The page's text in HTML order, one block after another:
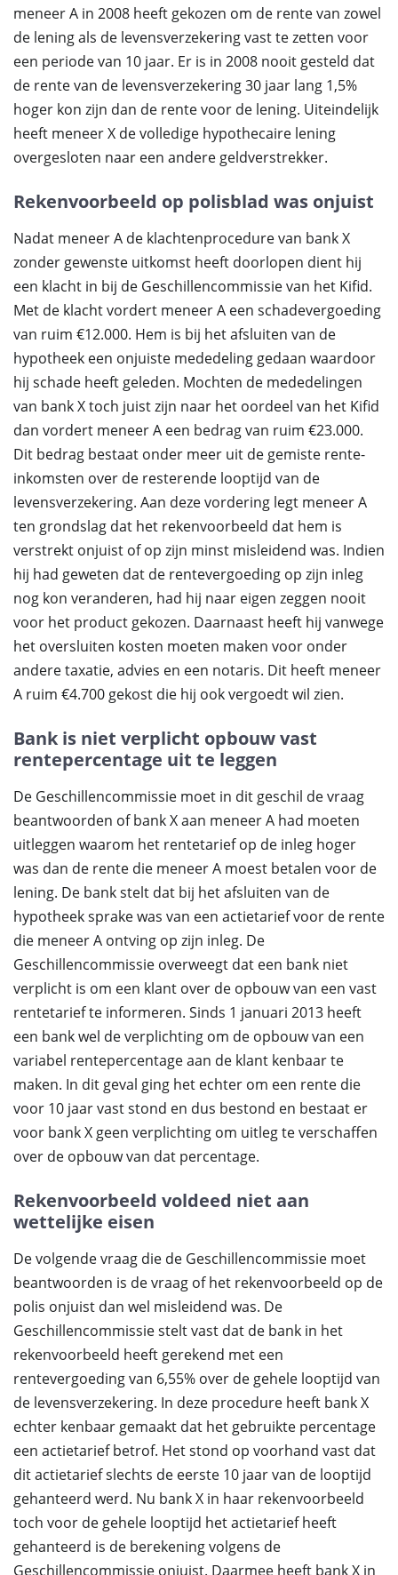
meneer A in 2008 heeft gekozen om de rente van zowel
de lening als de levensverzekering vast te zetten voor
een periode van 10 jaar. Er is in 2008 nooit gesteld dat
de rente van de levensverzekering 30 jaar lang 1,5%
hoger kon zijn dan de rente voor de lening. Uiteindelijk
heeft meneer X de volledige hypothecaire lening
overgesloten naar een andere geldverstrekker.
Rekenvoorbeeld op polisblad was onjuist
Nadat meneer A de klachtenprocedure van bank X
zonder gewenste uitkomst heeft doorlopen dient hij
een klacht in bij de Geschillencommissie van het Kifid.
Met de klacht vordert meneer A een schadevergoeding
van ruim €12.000. Hem is bij het afsluiten van de
hypotheek een onjuiste mededeling gedaan waardoor
hij schade heeft geleden. Mochten de mededelingen
van bank X toch juist zijn naar het oordeel van het Kifid
dan vordert meneer A een bedrag van ruim €23.000.
Dit bedrag bestaat onder meer uit de gemiste rente-
inkomsten over de resterende looptijd van de
levensverzekering. Aan deze vordering legt meneer A
ten grondslag dat het rekenvoorbeeld dat hem is
verstrekt onjuist of op zijn minst misleidend was. Indien
hij had geweten dat de rentevergoeding op zijn inleg
nog kon veranderen, had hij naar eigen zeggen nooit
voor het product gekozen. Daarnaast heeft hij vanwege
het oversluiten kosten moeten maken voor onder
andere taxatie, advies en een notaris. Dit heeft meneer
A ruim €4.700 gekost die hij ook vergoedt wil zien.
Bank is niet verplicht opbouw vast
rentepercentage uit te leggen
De Geschillencommissie moet in dit geschil de vraag
beantwoorden of bank X aan meneer A had moeten
uitleggen waarom het rentetarief op de inleg hoger
was dan de rente die meneer A moest betalen voor de
lening. De bank stelt dat bij het afsluiten van de
hypotheek sprake was van een actietarief voor de rente
die meneer A ontving op zijn inleg. De
Geschillencommissie overweegt dat een bank niet
verplicht is om een klant over de opbouw van een vast
rentetarief te informeren. Sinds 1 januari 2013 heeft
een bank wel de verplichting om de opbouw van een
variabel rentepercentage aan de klant kenbaar te
maken. In dit geval ging het echter om een rente die
voor 10 jaar vast stond en dus bestond en bestaat er
voor bank X geen verplichting om uitleg te verschaffen
over de opbouw van dat percentage.
Rekenvoorbeeld voldeed niet aan
wettelijke eisen
De volgende vraag die de Geschillencommissie moet
beantwoorden is de vraag of het rekenvoorbeeld op de
polis onjuist dan wel misleidend was. De
Geschillencommissie stelt vast dat de bank in het
rekenvoorbeeld heeft gerekend met een
rentevergoeding van 6,55% over de gehele looptijd van
de levensverzekering. In deze procedure heeft bank X
echter kenbaar gemaakt dat het gebruikte percentage
een actietarief betrof. Het stond op voorhand vast dat
dit actietarief slechts de eerste 10 jaar van de looptijd
gehanteerd werd. Nu bank X in haar rekenvoorbeeld
toch voor de gehele looptijd het actietarief heeft
gehanteerd is de berekening volgens de
Geschillencommissie onjuist. Daarmee heeft bank X in